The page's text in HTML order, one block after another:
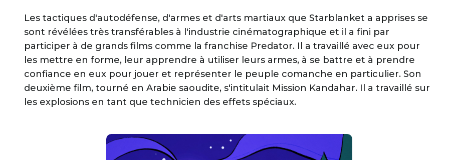
Les tactiques d'autodéfense, d'armes et d'arts martiaux que Starblanket a apprises se
sont révélées très transférables à l'industrie cinématographique et il a fini par
participer à de grands films comme la franchise Predator. Il a travaillé avec eux pour
les mettre en forme, leur apprendre à utiliser leurs armes, à se battre et à prendre
confiance en eux pour jouer et représenter le peuple comanche en particulier. Son
deuxième film, tourné en Arabie saoudite, s'intitulait Mission Kandahar. Il a travaillé sur
les explosions en tant que technicien des effets spéciaux.